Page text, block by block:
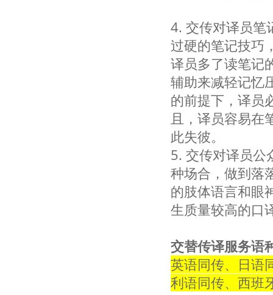
4. 交传对译员笔
过硬的笔记技巧
译员多了读笔记
辅助来减轻记忆
的前提下，译员
且，译员容易在
此失彼。
5. 交传对译员公
种场合，做到落
的肢体语言和眼
生质量较高的口
交替传译服务语
英语同传、日语
利语同传、西班